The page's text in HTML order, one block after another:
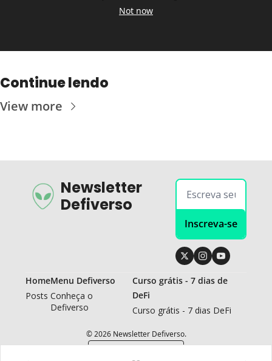
Not now
Continue lendo
View more
Newsletter
Defiverso
Inscreva-se
Home
Posts
Menu Defiverso
Conheça o
Defiverso
Curso grátis - 7 dias de
DeFi
Curso grátis - 7 dias DeFi
© 2026 Newsletter Defiverso.